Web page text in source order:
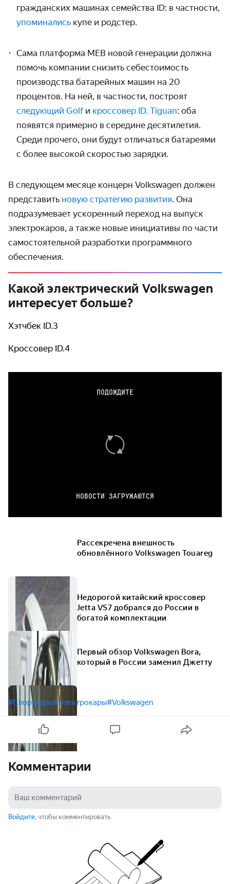
гражданских машинах семейства ID: в частности,
упоминались купе и родстер.
Сама платформа MEB новой генерации должна
помочь компании снизить себестоимость
производства батарейных машин на 20
процентов. На ней, в частности, построят
следующий Golf и кроссовер ID. Tiguan: оба
появятся примерно в середине десятилетия.
Среди прочего, они будут отличаться батареями
с более высокой скоростью зарядки.
В следующем месяце концерн Volkswagen должен
представить новую стратегию развития. Она
подразумевает ускоренный переход на выпуск
электрокаров, а также новые инициативы по части
самостоятельной разработки программного
обеспечения.
Какой электрический Volkswagen
интересует больше?
Хэтчбек ID.3
Кроссовер ID.4
ПОДОЖДИТЕ
НОВОСТИ ЗАГРУЖАЮТСЯ
Рассекречена внешность
обновлённого Volkswagen Touareg
Недорогой китайский кроссовер
Jetta VS7 добрался до России в
богатой комплектации
Первый обзор Volkswagen Bora,
который в России заменил Джетту
#Спорткары#Электрокары#Volkswagen
Комментарии
Войдите, чтобы комментировать